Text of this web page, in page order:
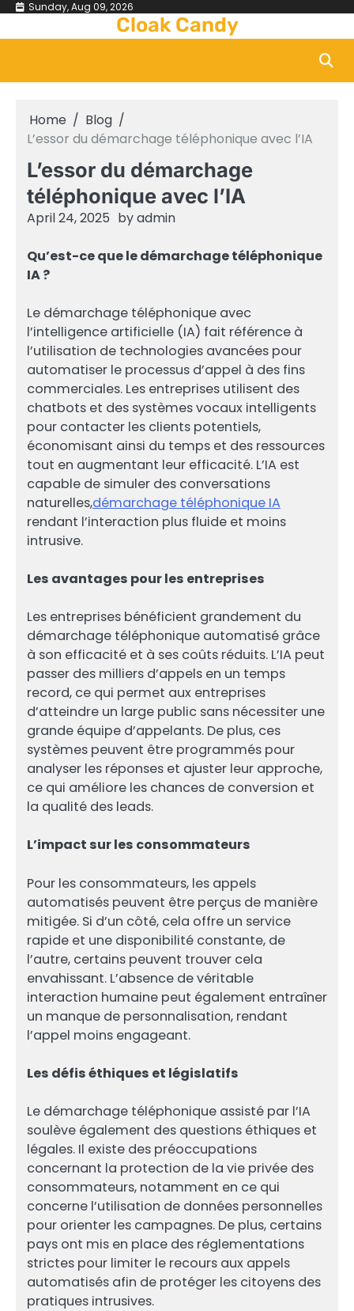
Skip Sunday, Aug 09, 2026
Cloak Candy
Home
Blog
L’essor du démarchage téléphonique avec l’IA
L’essor du démarchage
téléphonique avec l’IA
April 24, 2025 byadmin
Qu’est-ce que le démarchage téléphonique
IA ?
Le démarchage téléphonique avec
l’intelligence artificielle (IA) fait référence à
l’utilisation de technologies avancées pour
automatiser le processus d’appel à des fins
commerciales. Les entreprises utilisent des
chatbots et des systèmes vocaux intelligents
pour contacter les clients potentiels,
économisant ainsi du temps et des ressources
tout en augmentant leur efficacité. L’IA est
capable de simuler des conversations
naturelles,démarchage téléphonique IA
rendant l’interaction plus fluide et moins
intrusive.
Les avantages pour les entreprises
Les entreprises bénéficient grandement du
démarchage téléphonique automatisé grâce
à son efficacité et à ses coûts réduits. L’IA peut
passer des milliers d’appels en un temps
record, ce qui permet aux entreprises
d’atteindre un large public sans nécessiter une
grande équipe d’appelants. De plus, ces
systèmes peuvent être programmés pour
analyser les réponses et ajuster leur approche,
ce qui améliore les chances de conversion et
la qualité des leads.
L’impact sur les consommateurs
Pour les consommateurs, les appels
automatisés peuvent être perçus de manière
mitigée. Si d’un côté, cela offre un service
rapide et une disponibilité constante, de
l’autre, certains peuvent trouver cela
envahissant. L’absence de véritable
interaction humaine peut également entraîner
un manque de personnalisation, rendant
l’appel moins engageant.
Les défis éthiques et législatifs
Le démarchage téléphonique assisté par l’IA
soulève également des questions éthiques et
légales. Il existe des préoccupations
concernant la protection de la vie privée des
consommateurs, notamment en ce qui
concerne l’utilisation de données personnelles
pour orienter les campagnes. De plus, certains
pays ont mis en place des réglementations
strictes pour limiter le recours aux appels
automatisés afin de protéger les citoyens des
pratiques intrusives.